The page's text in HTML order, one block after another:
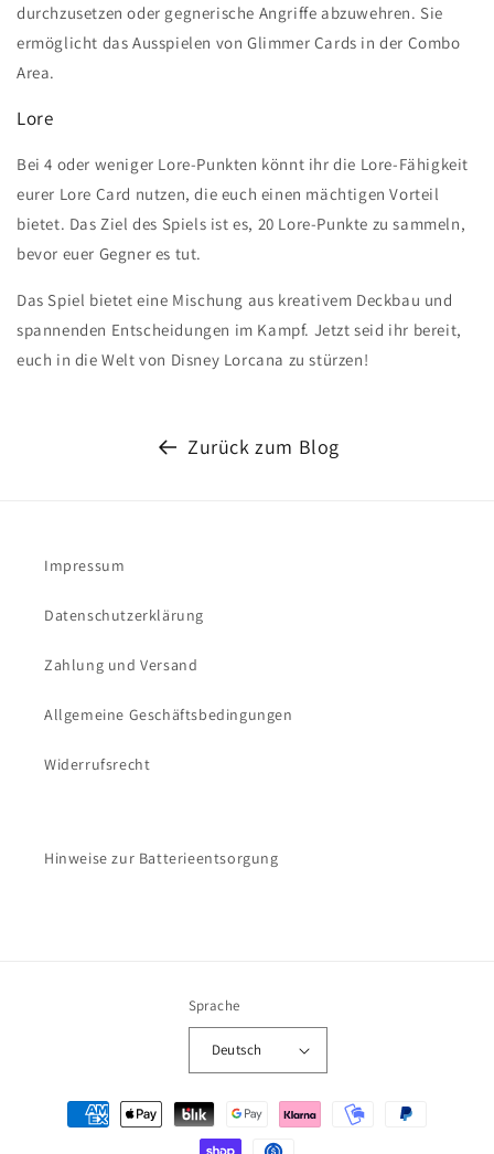
durchzusetzen oder gegnerische Angriffe abzuwehren. Sie
ermöglicht das Ausspielen von Glimmer Cards in der Combo
Area.
Lore
Bei 4 oder weniger Lore-Punkten könnt ihr die Lore-Fähigkeit
eurer Lore Card nutzen, die euch einen mächtigen Vorteil
bietet. Das Ziel des Spiels ist es, 20 Lore-Punkte zu sammeln,
bevor euer Gegner es tut.
Das Spiel bietet eine Mischung aus kreativem Deckbau und
spannenden Entscheidungen im Kampf. Jetzt seid ihr bereit,
euch in die Welt von Disney Lorcana zu stürzen!
Zurück zum Blog
Impressum
Datenschutzerklärung
Zahlung und Versand
Allgemeine Geschäftsbedingungen
Widerrufsrecht
Hinweise zur Batterieentsorgung
Sprache
Deutsch
Zahlungsmethoden